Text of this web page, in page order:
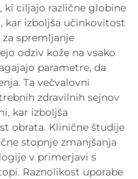
ki ciljajo različne globine
kar izboljša učinkovitost
spremljanje
odziv kože na vsako
parametre, da
Ta večvalovni
zdravilnih sejnov
kar izboljša
obrata. Klinične študije
stopnje zmanjšanja
v primerjavi s
Raznolikost uporabe